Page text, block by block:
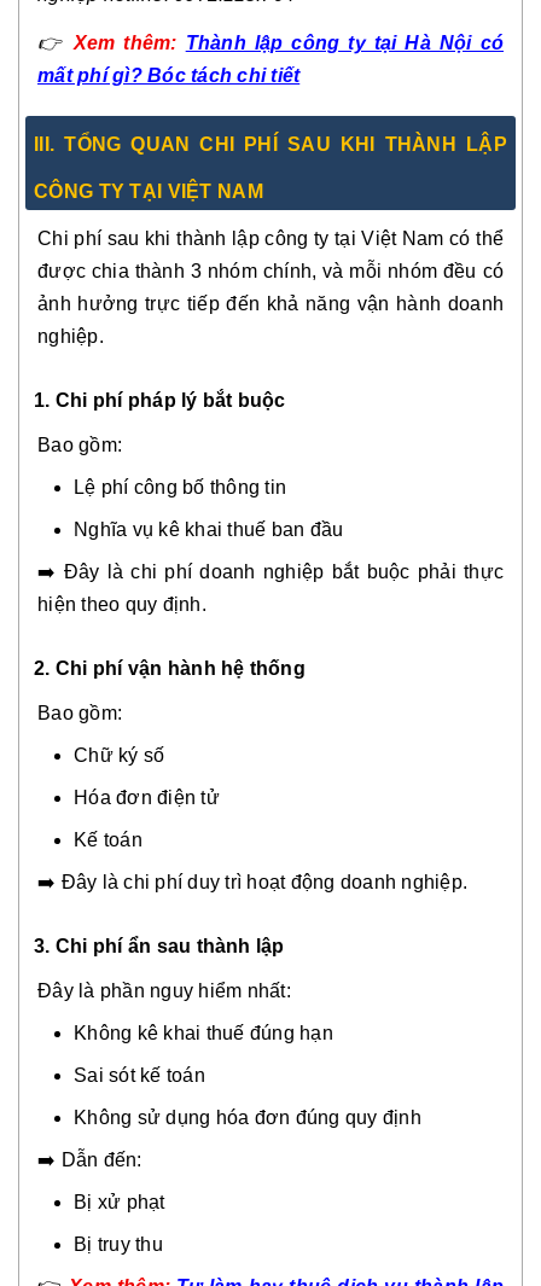
👉 Xem thêm: Thành lập công ty tại Hà Nội có
mất phí gì? Bóc tách chi tiết
I. TỔNG QUAN CHI PHÍ SAU KHI THÀNH LẬP
CÔNG TY TẠI VIỆT NAM
Chi phí sau khi thành lập công ty tại Việt Nam có thể
được chia thành 3 nhóm chính, và mỗi nhóm đều có
ảnh hưởng trực tiếp đến khả năng vận hành doanh
nghiệp.
1. Chi phí pháp lý bắt buộc
Bao gồm:
Lệ phí công bố thông tin
Nghĩa vụ kê khai thuế ban đầu
➡️ Đây là chi phí doanh nghiệp bắt buộc phải thực
hiện theo quy định.
2. Chi phí vận hành hệ thống
Bao gồm:
Chữ ký số
Hóa đơn điện tử
Kế toán
➡️ Đây là chi phí duy trì hoạt động doanh nghiệp.
3. Chi phí ẩn sau thành lập
Đây là phần nguy hiểm nhất:
Không kê khai thuế đúng hạn
Sai sót kế toán
Không sử dụng hóa đơn đúng quy định
➡️ Dẫn đến:
Bị xử phạt
Bị truy thu